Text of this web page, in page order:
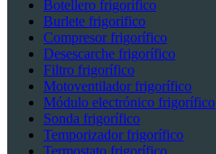
Botellero frigorífico
Burlete frigorifico
Compresor frigorífico
Desescarche frigorífico
Filtro frigorífico
Motoventilador frigorífico
Módulo electrónico frigorífico
Sonda frigorífico
Temporizador frigorífico